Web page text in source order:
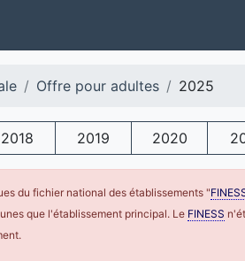
Offre pour adultes 2025
2018 2019 2020
du fichier national des établissements "
que l'établissement principal. Le FINESS